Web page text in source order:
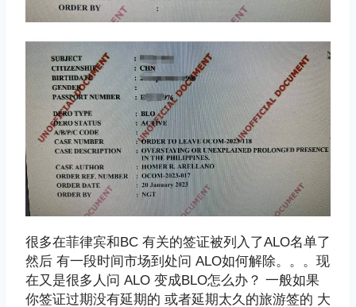
很多在菲律宾和BC 有关的签证被列入了ALO名单了
然后 有一段时间市场到处问 ALO如何解除。。。现
在又是很多人问 ALO 变成BLO怎么办？ 一般如果
你签证过期没有延期的 或者延期太久的旅游签的 大